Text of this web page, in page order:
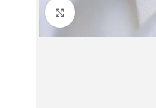
Büyütmek için tıklayın